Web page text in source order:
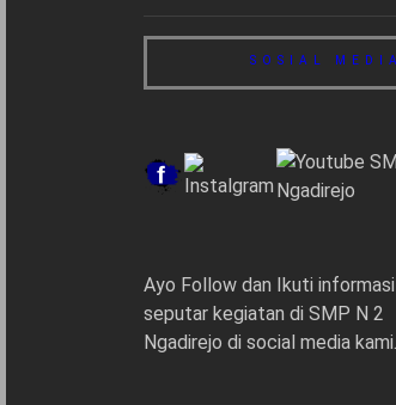
SOSIAL MEDIA
Ayo Follow dan Ikuti informasi
seputar kegiatan di SMP N 2
Ngadirejo di social media kami.